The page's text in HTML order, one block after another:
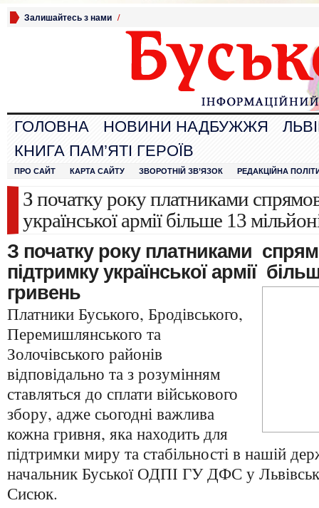
Залишайтесь з нами /
ГОЛОВНА НОВИНИ НАДБУЖЖЯ
КНИГА ПАМ’ЯТІ ГЕРОЇВ
ПРО САЙТ КАРТА САЙТУ ЗВОРОТНІЙ ЗВ’ЯЗОК РЕДАКЦІЙНА
З початку року платниками
української армії більше 13
З початку року платниками
підтримку української армії
гривень
Платники Буського, Бродівського,
Перемишлянського та
Золочівського районів
відповідально та з розумінням
ставляться до сплати військового
збору, адже сьогодні важлива
кожна гривня, яка находить для
підтримки миру та стабільності в нашій
начальник Буської ОДПІ ГУ ДФС у
Сисюк.